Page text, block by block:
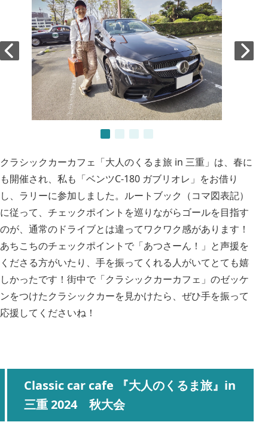
クラシックカーカフェ「大人のくるま旅 in 三重」は、春に
も開催され、私も「ベンツC-180 ガブリオレ」をお借り
し、ラリーに参加しました。ルートブック（コマ図表記）
に従って、チェックポイントを巡りながらゴールを目指す
のが、通常のドライブとは違ってワクワク感があります！
あちこちのチェックポイントで「あつさーん！」と声援を
くださる方がいたり、手を振ってくれる人がいてとても嬉
しかったです！街中で「クラシックカーカフェ」のゼッケ
ンをつけたクラシックカーを見かけたら、ぜひ手を振って
応援してくださいね！
Classic car cafe 『大人のくるま旅』in
三重 2024 秋大会